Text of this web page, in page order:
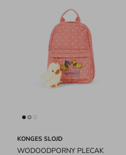
KONGES SLOJD
WODOODPORNY PLECAK